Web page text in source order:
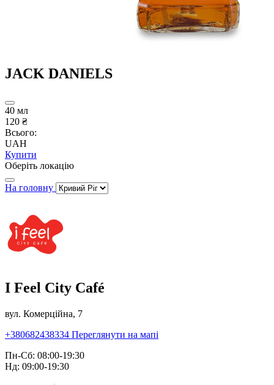
JACK DANIELS
40 мл
120 ₴
Всього:
UAH
Купити
Оберіть локацію
На головну
I Feel City Café
вул. Комерційна, 7
+380682438334 Переглянути на мапі
Пн-Сб: 08:00-19:30
Нд: 09:00-19:30